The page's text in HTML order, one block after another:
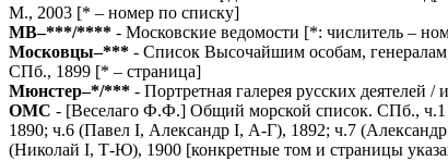
М., 2003 [* – номер по списку]
МВ–***/**** - Московские ведомости [*: числитель –
Московцы–*** - Список Высочайшим особам,
СПб., 1899 [* – страница]
Мюнстер–*/*** - Портретная галерея русских
ОМС - [Веселаго Ф.Ф.] Общий морской список. СПб., ч.1
1890; ч.6 (Павел I, Александр I, А-Г), 1892; ч.7
(Николай I, Т-Ю), 1900 [конкретные том и страницы